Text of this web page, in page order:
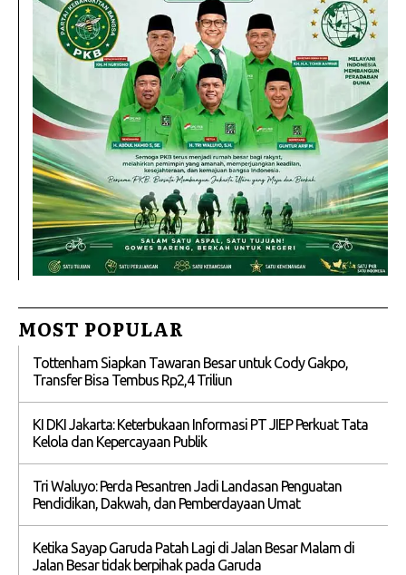
MOST POPULAR
Tottenham Siapkan Tawaran Besar untuk Cody Gakpo,
Transfer Bisa Tembus Rp2,4 Triliun
KI DKI Jakarta: Keterbukaan Informasi PT JIEP Perkuat Tata
Kelola dan Kepercayaan Publik
Tri Waluyo: Perda Pesantren Jadi Landasan Penguatan
Pendidikan, Dakwah, dan Pemberdayaan Umat
Ketika Sayap Garuda Patah Lagi di Jalan Besar Malam di
Jalan Besar tidak berpihak pada Garuda